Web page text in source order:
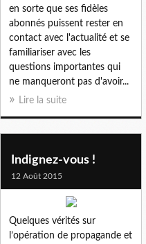
en sorte que ses fidèles
abonnés puissent rester en
contact avec l'actualité et se
familiariser avec les
questions importantes qui
ne manqueront pas d'avoir...
Lire la suite
Indignez-vous !
12 Août 2015
Quelques vérités sur
l’opération de propagande et